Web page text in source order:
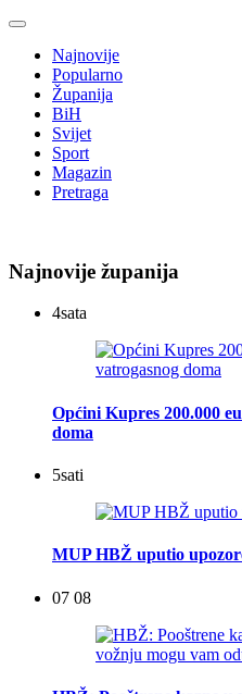
Najnovije
Popularno
Županija
BiH
Svijet
Sport
Magazin
Pretraga
Najnovije županija
4sata
Općini Kupres 200.000
doma
5sati
MUP HBŽ uputio
07 08